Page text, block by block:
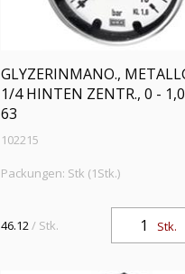
GLYZERINMANO.,
1/4 HINTEN ZENTR., 0 -
63
102215
Packungen: Stk (1Stk.)
Einfachskala in bar, Anschluss
zentrisch, G 1/4, Gütekl. 1,6,
Stk.
46.12/ Stk.